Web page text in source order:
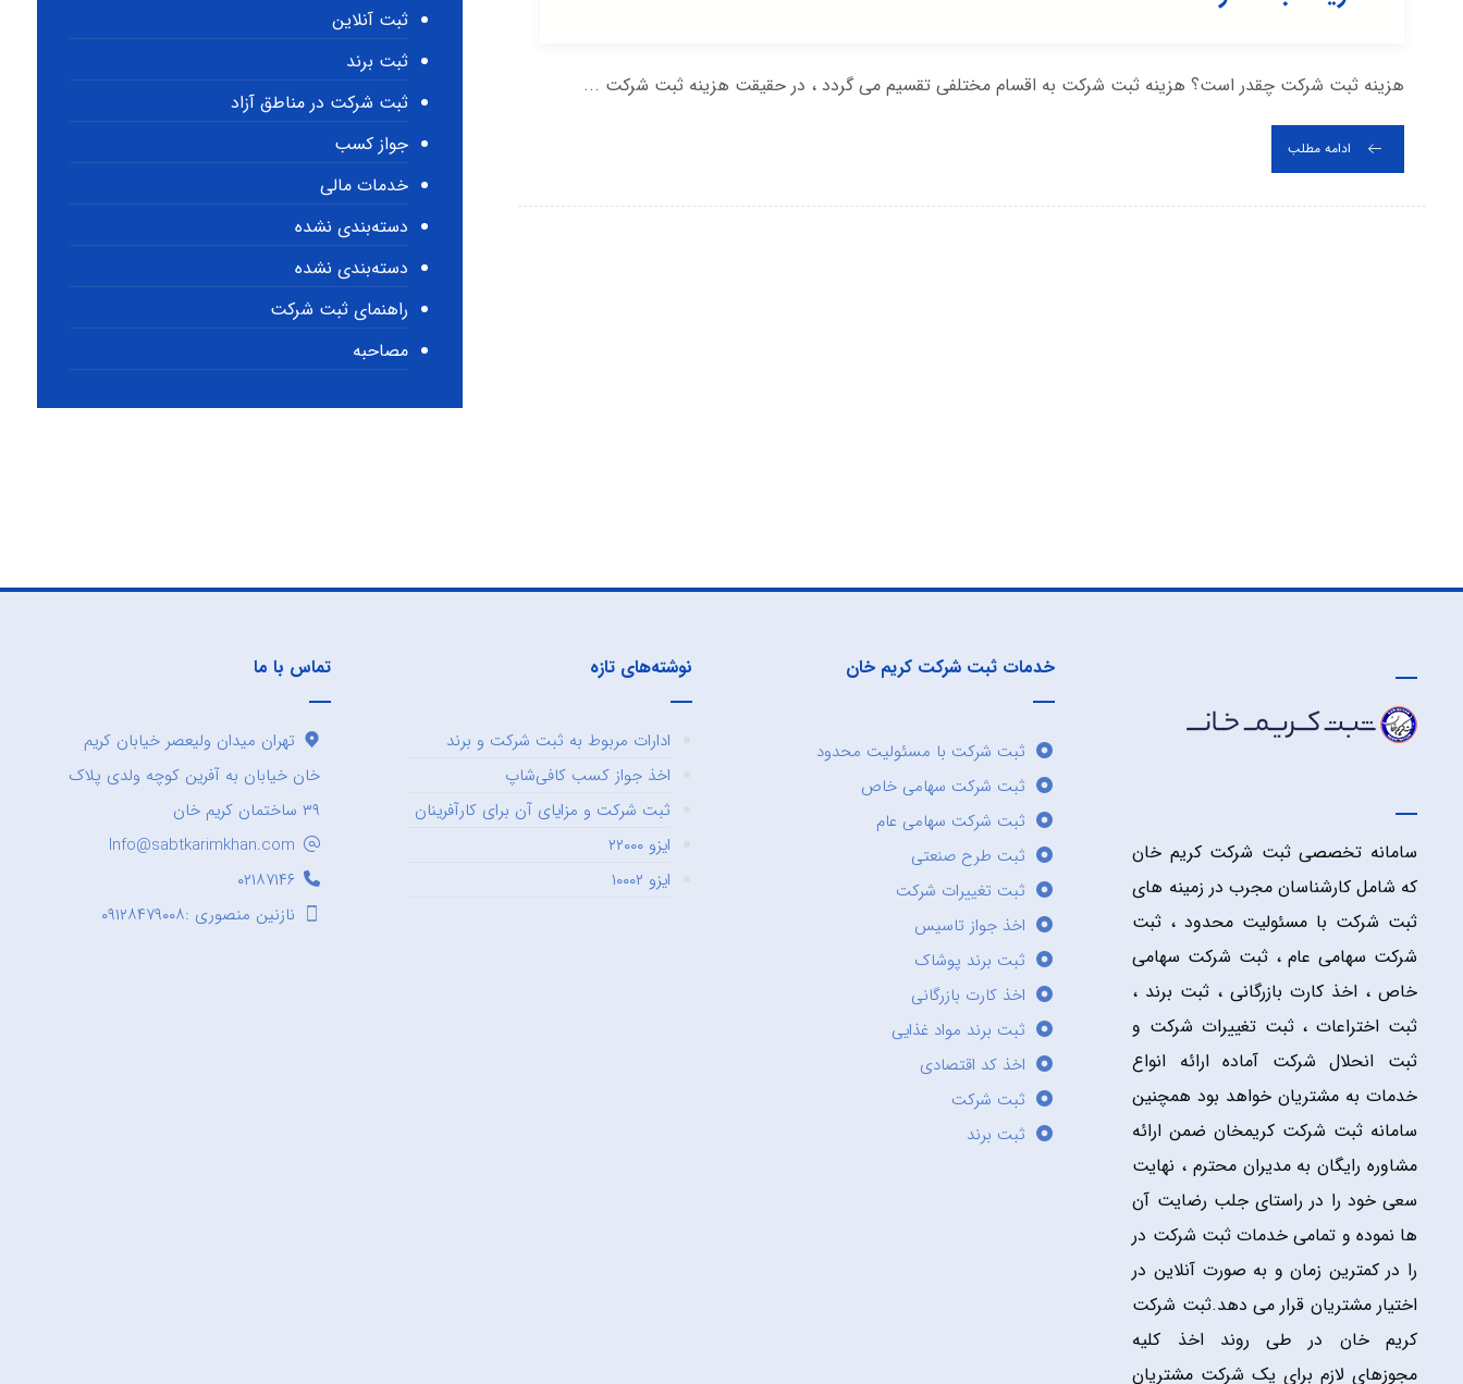
هزینه ثبت شرکت چقدر است؟ هزینه ثبت شرکت به اقسام مختلفی تقسیم می گردد ، در حقیقت هزینه ثبت شرکت ...
ادامه مطلب
ثبت آنلاین
ثبت برند
ثبت شرکت در مناطق آزاد
جواز کسب
خدمات مالی
دسته‌بندی نشده
دسته‌بندی نشده
راهنمای ثبت شرکت
مصاحبه
سامانه تخصصی ثبت شرکت کریم خان
که شامل کارشناسان مجرب در زمینه های
ثبت شرکت با مسئولیت محدود ، ثبت
شرکت سهامی عام ، ثبت شرکت سهامی
خاص ، اخذ کارت بازرگانی ، ثبت برند ،
ثبت اختراعات ، ثبت تغییرات شرکت و
ثبت انحلال شرکت آماده ارائه انواع
خدمات به مشتریان خواهد بود همچنین
سامانه ثبت شرکت کریمخان ضمن ارائه
مشاوره رایگان به مدیران محترم ، نهایت
سعی خود را در راستای جلب رضایت آن
ها نموده و تمامی خدمات ثبت شرکت در
را در کمترین زمان و به صورت آنلاین در
اختیار مشتریان قرار می دهد.ثبت شرکت
کریم خان در طی روند اخذ کلیه
مجوزهای لازم برای یک شرکت مشتریان
خدمات ثبت شرکت کریم خان
ثبت شرکت با مسئولیت محدود
ثبت شرکت سهامی خاص
ثبت شرکت سهامی عام
ثبت طرح صنعتی
ثبت تغییرات شرکت
اخذ جواز تاسیس
ثبت برند پوشاک
اخذ کارت بازرگانی
ثبت برند مواد غذایی
اخذ کد اقتصادی
ثبت شرکت
ثبت برند
نوشته‌های تازه
ادارات مربوط به ثبت شرکت و برند
اخذ جواز کسب کافی‌شاپ
ثبت شرکت و مزایای آن برای کارآفرینان
ایزو ۲۲۰۰۰
ایزو ۱۰۰۰۲
تماس با ما
تهران میدان ولیعصر خیابان کریم
خان خیابان به آفرین کوچه ولدی پلاک
۳۹ ساختمان کریم خان
Info@sabtkarimkhan.com
۰۲۱۸۷۱۴۶
نازنین منصوری :۰۹۱۲۸۴۷۹۰۰۸